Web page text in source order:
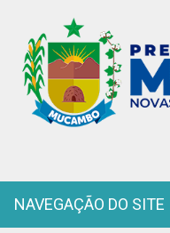
NAVEGAÇÃO DO SITE